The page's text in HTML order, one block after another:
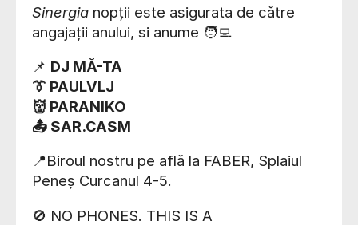
Sinergia nopții este asigurata de către
angajații anului, si anume 🧑‍💻
📌 DJ MĂ-TA
👔 PAULVLJ
👹 PARANIKO
📤 SAR.CASM
📍Biroul nostru pe află la FABER, Splaiul
Peneș Curcanul 4-5.
🚫 NO PHONES. THIS IS A